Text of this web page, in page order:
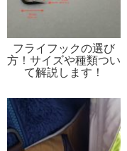
フライフックの選び
方！サイズや種類つい
て解説します！